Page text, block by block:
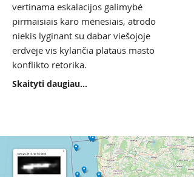
vertinama eskalacijos galimybė
pirmaisiais karo mėnesiais, atrodo
niekis lyginant su dabar viešojoje
erdvėje vis kylančia plataus masto
konflikto retorika.
Skaityti daugiau...